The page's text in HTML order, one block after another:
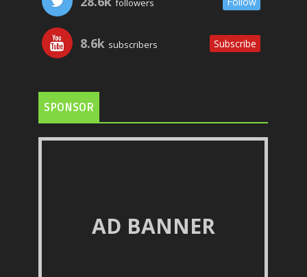
followers
8.6k subscribers Subscribe
SPONSOR
AD BANNER